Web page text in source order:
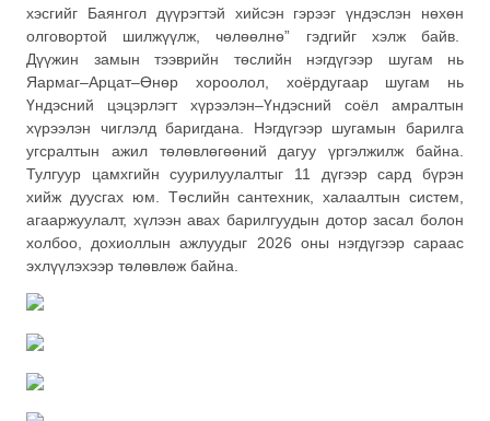
хэсгийг Баянгол дүүрэгтэй хийсэн гэрээг үндэслэн нөхөн
олговортой шилжүүлж, чөлөөлнө” гэдгийг хэлж байв.
Дүүжин замын тээврийн төслийн нэгдүгээр шугам нь
Яармаг–Арцат–Өнөр хороолол, хоёрдугаар шугам нь
Үндэсний цэцэрлэгт хүрээлэн–Үндэсний соёл амралтын
хүрээлэн чиглэлд баригдана. Нэгдүгээр шугамын барилга
угсралтын ажил төлөвлөгөөний дагуу үргэлжилж байна.
Тулгуур цамхгийн суурилуулалтыг 11 дүгээр сард бүрэн
хийж дуусгах юм. Төслийн сантехник, халаалтын систем,
агааржуулалт, хүлээн авах барилгуудын дотор засал болон
холбоо, дохиоллын ажлуудыг 2026 оны нэгдүгээр сараас
эхлүүлэхээр төлөвлөж байна.